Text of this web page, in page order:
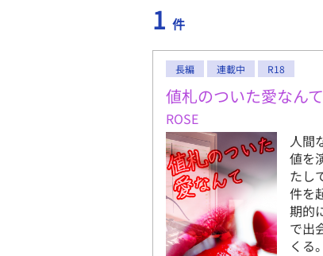
1 件
長編 連載中 R18
値札のついた愛なんて
ROSE
人間
値を
たし
件を
期的
で出
くる。